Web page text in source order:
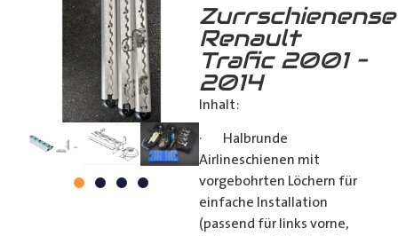
Renault
Trafic 2001 –
2014
Inhalt:
· Halbrunde
Airlineschienen mit
vorgebohrten Löchern für
einfache Installation
(passend für links vorne,